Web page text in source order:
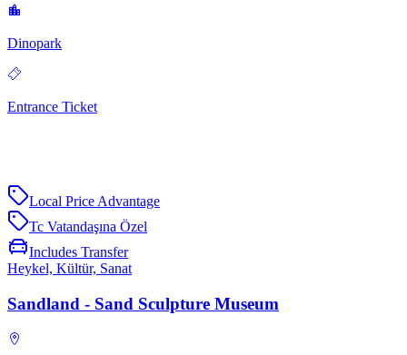
Dinopark
Entrance Ticket
Local Price Advantage
Tc Vatandaşına Özel
Includes Transfer
Heykel, Kültür, Sanat
Sandland - Sand Sculpture Museum